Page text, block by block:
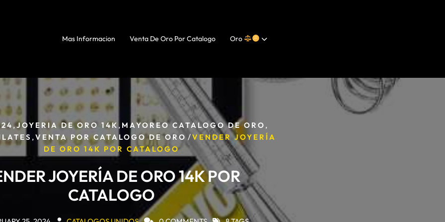
Mas Informacion Venta De Oro Por Catalogo Oro
,JOYERIA DE ORO 14K , MAYOREO CATALOGO DE ORO ,
,VENTA POR CATALOGO DE ORO /VENDER JOYERÍA
DE ORO 14K POR CATALOGO
JOYERÍA DE ORO 14K POR
CATALOGO